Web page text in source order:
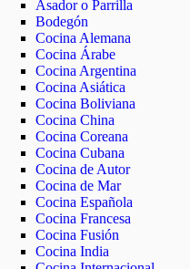
Asador o Parrilla
Bodegón
Cocina Alemana
Cocina Árabe
Cocina Argentina
Cocina Asiática
Cocina Boliviana
Cocina China
Cocina Coreana
Cocina Cubana
Cocina de Autor
Cocina de Mar
Cocina Española
Cocina Francesa
Cocina Fusión
Cocina India